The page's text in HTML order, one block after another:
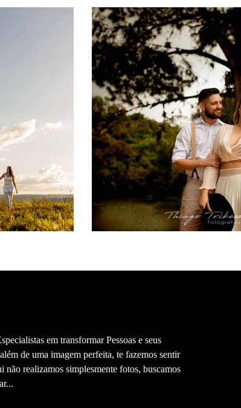
465 22
em transformar Pessoas e seus
de uma imagem perfeita, te fazemos sentir
não realizamos simplesmente fotos, buscamos